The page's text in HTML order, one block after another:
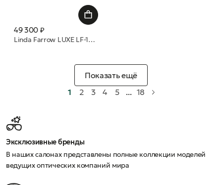
49 300 ₽
Linda Farrow LUXE LF-106A C03 оправа
Показать ещё
1
2 3 4 5 ... 18
Эксклюзивные бренды
В наших салонах представлены полные коллекции моделей
ведущих оптических компаний мира